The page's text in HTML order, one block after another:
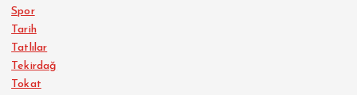
Spor
Tarih
Tatlılar
Tekirdağ
Tokat